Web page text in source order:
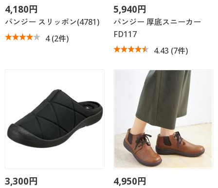
4,180円
パンジー スリッポン(4781)
4(2件)
5,940円
パンジー 厚底スニーカー
FD117
4.43 (7件)
3,300円 4,950円